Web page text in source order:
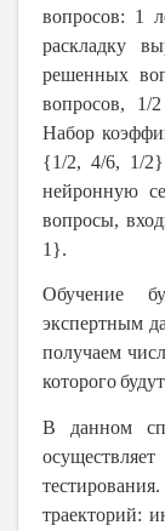
вопросов: 1
раскладку
решенных
вопросов, 1/2
Набор
{1/2, 4/6, 1/
нейронную
вопросы,
1}.
Обучение
экспертным
получаем
которого
В данном
траекторий: